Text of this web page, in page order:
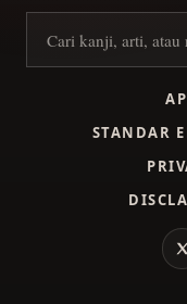
Cari kanji
STANDAR